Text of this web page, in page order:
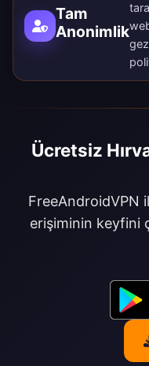
Tam
Anonimlik
Ücretsiz
FreeAndroidVPN
erişiminin keyfini